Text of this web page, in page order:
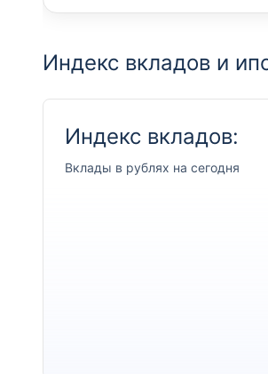
Индекс вкладов и
Индекс вкладов:
Вклады в рублях на сегодня